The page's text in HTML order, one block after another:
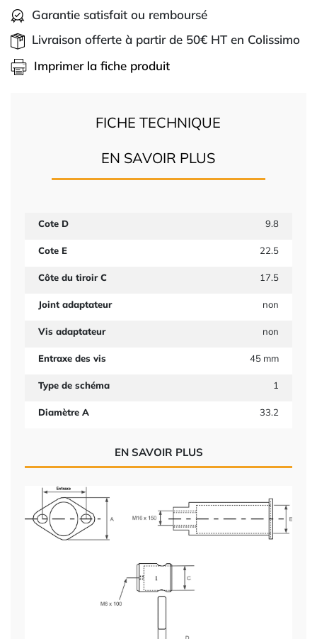
Garantie satisfait ou remboursé
Livraison offerte à partir de 50€ HT en Colissimo
Imprimer la fiche produit
FICHE TECHNIQUE
EN SAVOIR PLUS
Cote D 9.8
Cote E 22.5
Côte du tiroir C 17.5
Joint adaptateur non
Vis adaptateur non
Entraxe des vis 45 mm
Type de schéma 1
Diamètre A 33.2
EN SAVOIR PLUS